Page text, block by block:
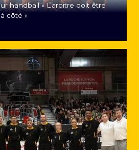
handball « L’arbitre doit être
côté »